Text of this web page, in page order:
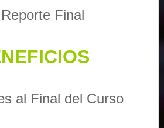
Reporte Final
al Final del Curso